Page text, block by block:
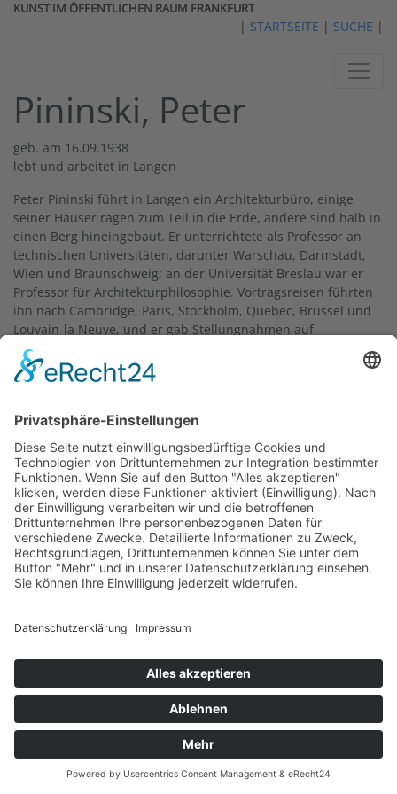
KUNST IM ÖFFENTLICHEN RAUM FRANKFURT
| STARTSEITE | SUCHE |
Pininski, Peter
geb. am 16.09.1938
lebt und arbeitet in Langen
Peter Pininski führt in Langen ein Architekturbüro, einige
seiner Häuser ragen zum Teil in die Erde, andere sind halb in
einen Berg hineingebaut. Er unterrichtete als Professor an
technischen Universitäten, darunter Warschau, Darmstadt,
Wien und Braunschweig; an der Universität Breslau war er
Professor für Architekturphilosophie. Vortragsreisen führten
ihn nach Cambridge, Paris, Stockholm, Quebec, Brüssel und
Louvain-la Neuve, und er gab Stellungnahmen auf
Weltkongressen der UIA in Madrid und Mexiko. Pininski
veröffentlichte zwei Bücher:
Architektur und der Traum von
Orpheus (1985) undZwischen Kunst und
zwei U-Bahn-Stationen gestaltet: die
Bockenheimer Warte(1988) und die U-Bahn-Station
Dornbusch:Feuerkomposition (Menschenfamilie)(1992).
Weitere Arbeiten von ihm in anderen Städten sind:
Siedlungen Kapellenweg und Laimgrubengasse, Wien; zwei
Wohnhäuser in Berlin, Altglienicke; Gebäude der Chemischen
Technologie der Technischen Universität Warschau;
Evangelische Kirche in Bobstadt.
Text: Kulturamt